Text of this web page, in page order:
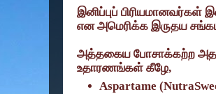
இனிப்புப் பிரியமானவர்கள்
என அமெரிக்க இருதய சங்கம்
அத்தகைய போசாக்கற்ற
உதாரணங்கள் கீழே,
Aspartame